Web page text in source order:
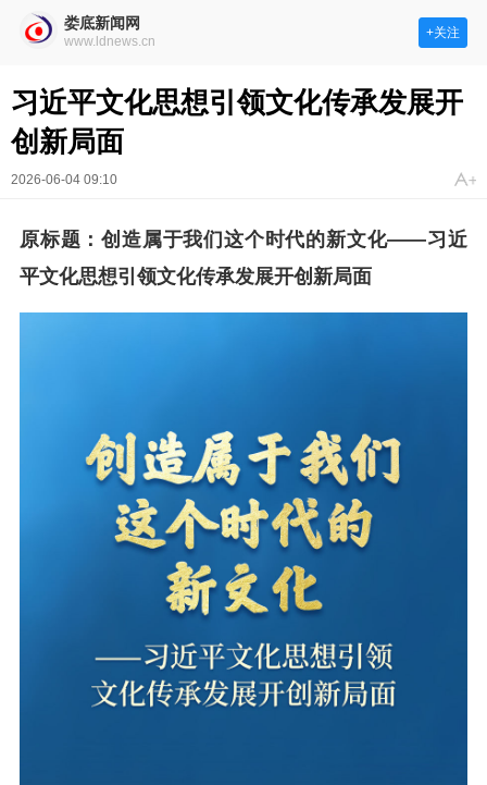
娄底新闻网
www.ldnews.cn
+关注
习近平文化思想引领文化传承发展开
创新局面
2026-06-04 09:10
原标题：创造属于我们这个时代的新文化——习近
平文化思想引领文化传承发展开创新局面